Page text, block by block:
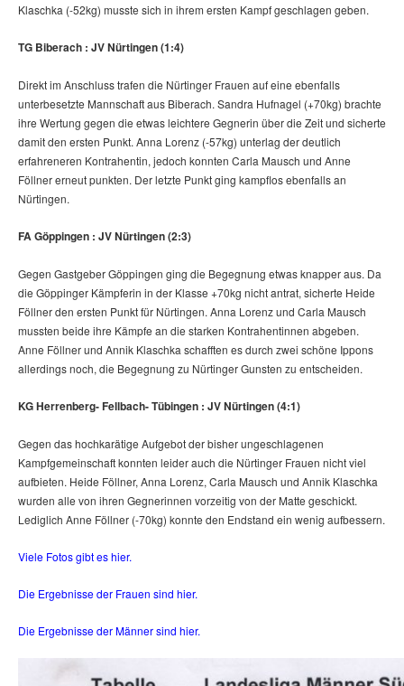
Klaschka (-52kg) musste sich in ihrem ersten Kampf geschlagen geben.
TG Biberach : JV Nürtingen (1:4)
Direkt im Anschluss trafen die Nürtinger Frauen auf eine ebenfalls
unterbesetzte Mannschaft aus Biberach. Sandra Hufnagel (+70kg) brachte
ihre Wertung gegen die etwas leichtere Gegnerin über die Zeit und sicherte
damit den ersten Punkt. Anna Lorenz (-57kg) unterlag der deutlich
erfahreneren Kontrahentin, jedoch konnten Carla Mausch und Anne
Föllner erneut punkten. Der letzte Punkt ging kampflos ebenfalls an
Nürtingen.
FA Göppingen : JV Nürtingen (2:3)
Gegen Gastgeber Göppingen ging die Begegnung etwas knapper aus. Da
die Göppinger Kämpferin in der Klasse +70kg nicht antrat, sicherte Heide
Föllner den ersten Punkt für Nürtingen. Anna Lorenz und Carla Mausch
mussten beide ihre Kämpfe an die starken Kontrahentinnen abgeben.
Anne Föllner und Annik Klaschka schafften es durch zwei schöne Ippons
allerdings noch, die Begegnung zu Nürtinger Gunsten zu entscheiden.
KG Herrenberg- Fellbach- Tübingen : JV Nürtingen (4:1)
Gegen das hochkarätige Aufgebot der bisher ungeschlagenen
Kampfgemeinschaft konnten leider auch die Nürtinger Frauen nicht viel
aufbieten. Heide Föllner, Anna Lorenz, Carla Mausch und Annik Klaschka
wurden alle von ihren Gegnerinnen vorzeitig von der Matte geschickt.
Lediglich Anne Föllner (-70kg) konnte den Endstand ein wenig aufbessern.
Viele Fotos gibt es hier.
Die Ergebnisse der Frauen sind hier.
Die Ergebnisse der Männer sind hier.